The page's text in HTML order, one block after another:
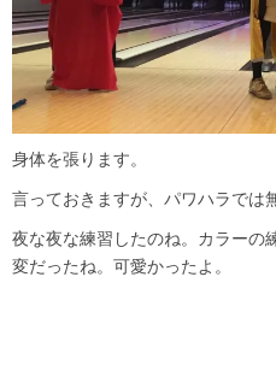
身体を張ります。
言っておきますが、パワハラでは
夜な夜な練習したのね。カラーの
変だったね。可愛かったよ。